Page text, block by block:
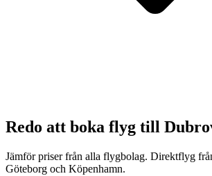
Redo att boka flyg till
Jämför priser från alla flygbolag. Direktflyg
Göteborg och Köpenhamn.